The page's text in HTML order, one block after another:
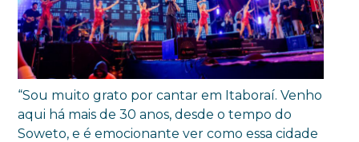
“Sou muito grato por cantar em Itaboraí. Venho
aqui há mais de 30 anos, desde o tempo do
Soweto, e é emocionante ver como essa cidade